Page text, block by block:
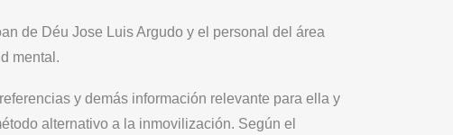
de Déu Jose Luis Argudo y el personal del área
mental.
y demás información relevante para ella y
alternativo a la inmovilización. Según el